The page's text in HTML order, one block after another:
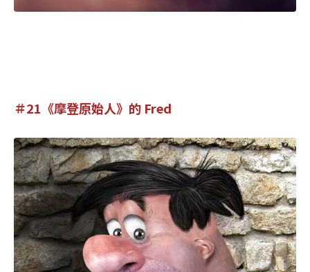
＃21《摩登原始人》的 Fred